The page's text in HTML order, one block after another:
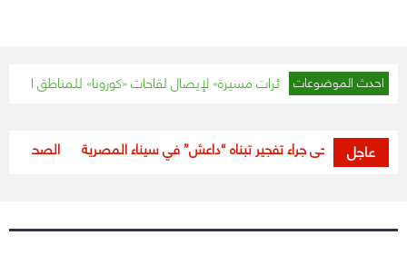
احدث الموضوعات
استخدام «طائرات مسيرة» لإيصال لقاحات «كورونا» للمناطق النائية
عاجل “الصحة”: خلال 24 ساعة.. تعافي (188) حالة من فيروس كورونا